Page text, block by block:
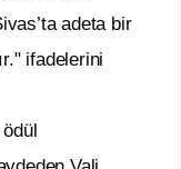
adeta bir
ifadelerini